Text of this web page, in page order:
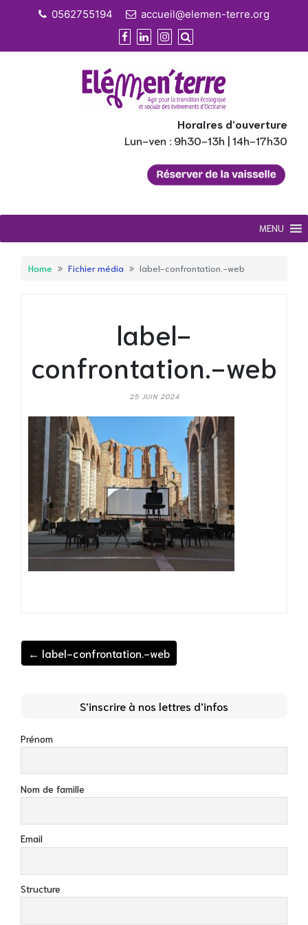
0562755194 accueil@elemen-terre.org
Horaires d’ouverture
Lun-ven : 9h30-13h | 14h-17h30
MENU
Home Fichier média label-confrontation.-web
label-
confrontation.-web
25 JUIN 2024
← label-confrontation.-web
S’inscrire à nos lettres d’infos
Prénom
Nom de famille
Email
Structure